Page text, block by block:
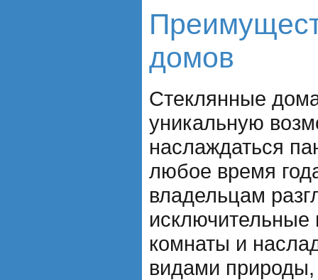
домов
Стеклянные
уникальную
наслаждаться
любое время
владельцам
комнаты и
видами